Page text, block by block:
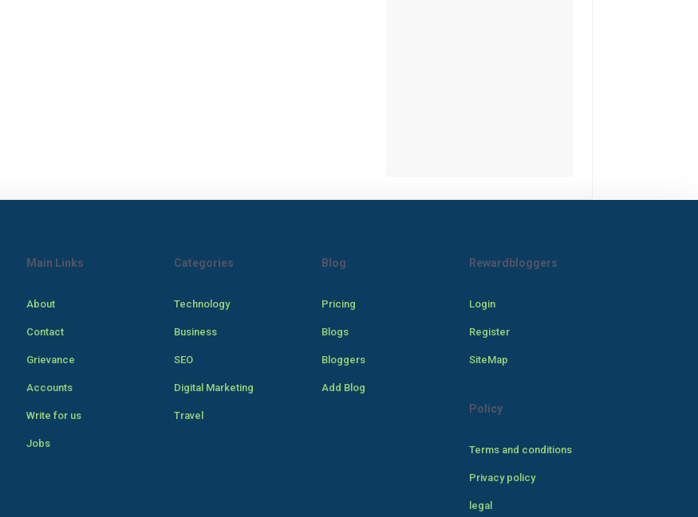
Main Links
About
Contact
Grievance
Accounts
Write for us
Jobs
Categories
Technology
Business
SEO
Digital Marketing
Travel
Blog
Pricing
Blogs
Bloggers
Add Blog
Rewardbloggers
Login
Register
SiteMap
Policy
Terms and conditions
Privacy policy
legal